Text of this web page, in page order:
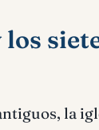
la